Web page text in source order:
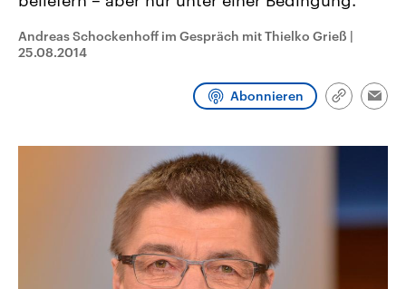
Wahl.
Andreas Schockenhoff im Gespräch mit Thielko Grieß |
25.08.2014
Abonnieren
Link